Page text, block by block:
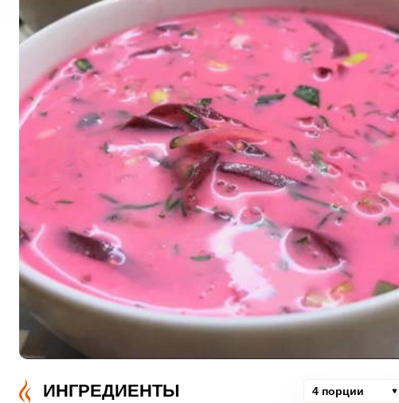
ИНГРЕДИЕНТЫ 4 порции